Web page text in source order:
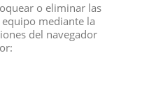
o eliminar las
mediante la
del navegador